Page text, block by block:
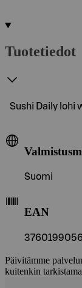
Tuotetiedot
Sushi Daily lohi
Suomi
EAN
Päivitämme
kuitenkin